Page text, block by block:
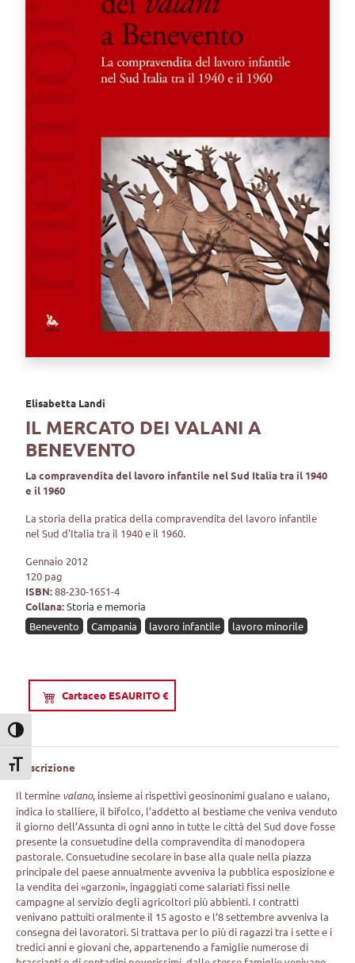
Attiva/disattiva alto contrasto
Attiva/disattiva dimensione testo
Elisabetta Landi
IL MERCATO DEI VALANI A
BENEVENTO
La compravendita del lavoro infantile nel Sud Italia tra il 1940
e il 1960
La storia della pratica della compravendita del lavoro infantile
nel Sud d'Italia tra il 1940 e il 1960.
Gennaio 2012
120 pag
ISBN:88-230-1651-4
Collana:Storia e memoria
Benevento
Campania lavoro infantile lavoro minorile
Cartaceo ESAURITO €
Descrizione
Il termine valano, insieme ai rispettivi geosinonimi gualano e ualano,
indica lo stalliere, il bifolco, l’addetto al bestiame che veniva venduto
il giorno dell’Assunta di ogni anno in tutte le città del Sud dove fosse
presente la consuetudine della compravendita di manodopera
pastorale. Consuetudine secolare in base alla quale nella piazza
principale del paese annualmente avveniva la pubblica esposizione e
la vendita dei «garzoni», ingaggiati come salariati fissi nelle
campagne al servizio degli agricoltori più abbienti. I contratti
venivano pattuiti oralmente il 15 agosto e l’8 settembre avveniva la
consegna dei lavoratori. Si trattava per lo più di ragazzi tra i sette e i
tredici anni e giovani che, appartenendo a famiglie numerose di